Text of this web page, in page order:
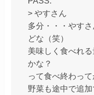
> やすさん
多分・・・やす
どな（笑）
美味しく食べれ
かな？
って食べ終わっ
野菜も途中で追